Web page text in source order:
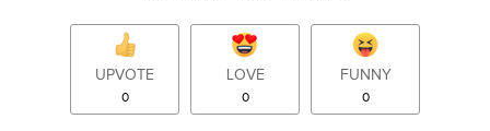
UPVOTE
0
LOVE
0
FUNNY
0